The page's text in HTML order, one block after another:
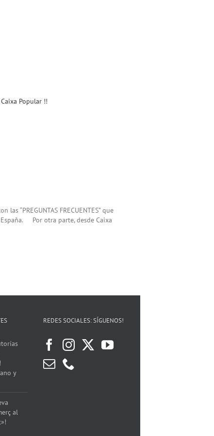
Popular !!
“PREGUNTAS FRECUENTES” que
Por otra parte, desde Caixa
y
al
REDES SOCIALES: SÍGUENOS!